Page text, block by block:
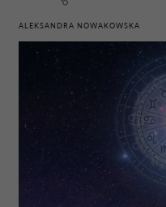
ALEKSANDRA NOWAKOWSKA